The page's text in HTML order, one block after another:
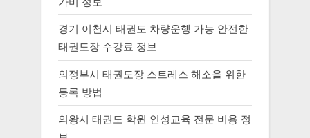
경기 이천시 태권도 차량운행 가능 안전한
태권도장 수강료 정보
의정부시 태권도장 스트레스 해소을 위한
등록 방법
의왕시 태권도 학원 인성교육 전문 비용 정